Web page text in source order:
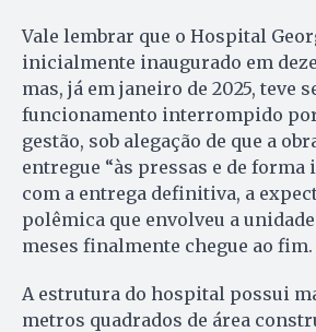
Vale lembrar que o Hospital
inicialmente inaugurado em
mas, já em janeiro de 2025, teve
funcionamento interrompido por
gestão, sob alegação de que a
entregue “às pressas e de forma
com a entrega definitiva, a
polêmica que envolveu a
meses finalmente chegue ao fim.
A estrutura do hospital possui
metros quadrados de área